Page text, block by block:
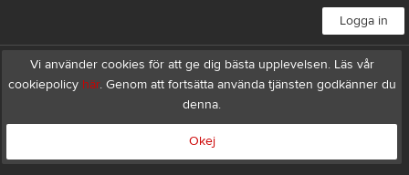
Logga in
Vi använder cookies för att ge dig bästa upplevelsen. Läs vår
cookiepolicy här. Genom att fortsätta använda tjänsten godkänner du
denna.
Okej